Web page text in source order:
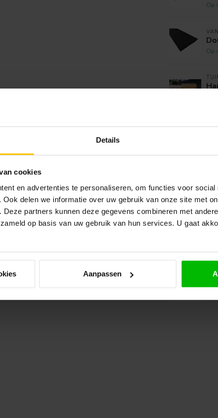
Details
cookies
en advertenties te personaliseren, om functies voor social
delen we informatie over uw gebruik van onze site met
Deze partners kunnen deze gegevens combineren met
op basis van uw gebruik van hun services. U gaat
Aanpassen
Op
Op
Op
Op